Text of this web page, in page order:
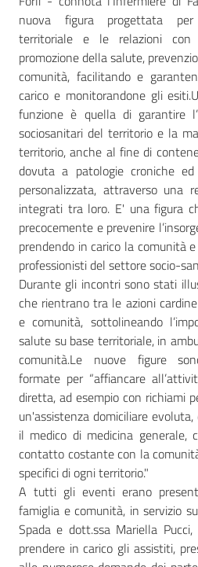
nuova figura progettata per
territoriale e le relazioni con
promozione della salute,
comunità, facilitando e
carico e monitorandone gli
funzione è quella di garantire
sociosanitari del territorio e la
territorio, anche al fine di
dovuta a patologie croniche ed
personalizzata, attraverso una
integrati tra loro. E' una figura
precocemente e prevenire
prendendo in carico la comunità
professionisti del settore socio-
Durante gli incontri sono stati
che rientrano tra le azioni
e comunità, sottolineando
salute su base territoriale, in
comunità.Le nuove figure
formate per “affiancare
diretta, ad esempio con richiami
un'assistenza domiciliare
il medico di medicina generale,
contatto costante con la
specifici di ogni territorio."
A tutti gli eventi erano
famiglia e comunità, in servizio
Spada e dott.ssa Mariella
prendere in carico gli assistiti,